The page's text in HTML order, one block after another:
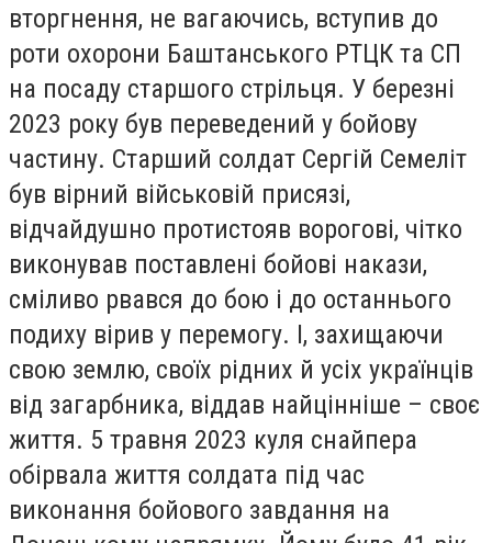
вторгнення, не вагаючись, вступив до
роти охорони Баштанського РТЦК та СП
на посаду старшого стрільця. У березні
2023 року був переведений у бойову
частину. Старший солдат Сергій Семеліт
був вірний військовій присязі,
відчайдушно протистояв ворогові, чітко
виконував поставлені бойові накази,
сміливо рвався до бою і до останнього
подиху вірив у перемогу. І, захищаючи
свою землю, своїх рідних й усіх українців
від загарбника, віддав найцінніше – своє
життя. 5 травня 2023 куля снайпера
обірвала життя солдата під час
виконання бойового завдання на